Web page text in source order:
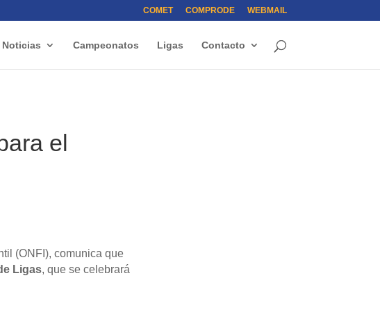
COMET COMPRODE WEBMAIL
Noticias Campeonatos Ligas Contacto
el
(ONFI), comunica que
Ligas, que se celebrará